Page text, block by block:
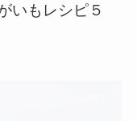
いもレシピ５